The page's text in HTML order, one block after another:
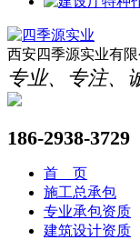
西安四季源实业有限
专业、专注、
186-2938-3729
首 页
施工总承包
专业承包资质
建筑设计资质